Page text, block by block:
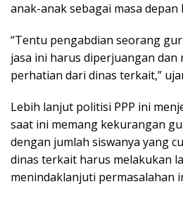
anak-anak sebagai masa depan
“Tentu pengabdian seorang
jasa ini harus diperjuangan dan
perhatian dari dinas terkait,”
Lebih lanjut politisi PPP ini
saat ini memang kekurangan
dengan jumlah siswanya yang
dinas terkait harus melakukan
menindaklanjuti permasalahan